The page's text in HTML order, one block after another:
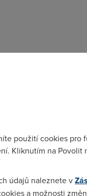
nesedíme spolu
použití cookies pro
Kliknutím na
údajů naleznete v
a možnosti